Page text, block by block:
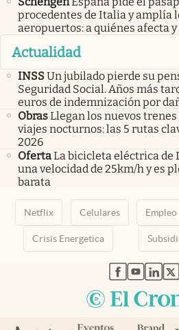
procedentes de Italia y amplía
aeropuertos: a quiénes afecta
Actualidad
INSSUn jubilado pierde su
Seguridad Social. Años más
euros de indemnización por
ObrasLlegan los nuevos
viajes nocturnos: las 5 rutas
2026
OfertaLa bicicleta eléctrica de
una velocidad de 25km/h y es
barata
Netflix Celulares Empleo
Crisis Energetica
abre en
abre